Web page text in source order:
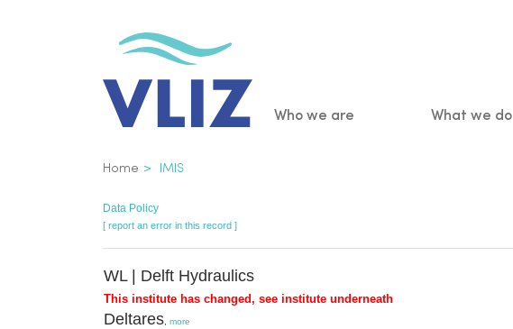
Main
Who we are What we do
Breadcrumb
Home IMIS
Data Policy
[ report an error in this record ]
WL | Delft Hydraulics
This institute has changed, see institute underneath
Deltares more